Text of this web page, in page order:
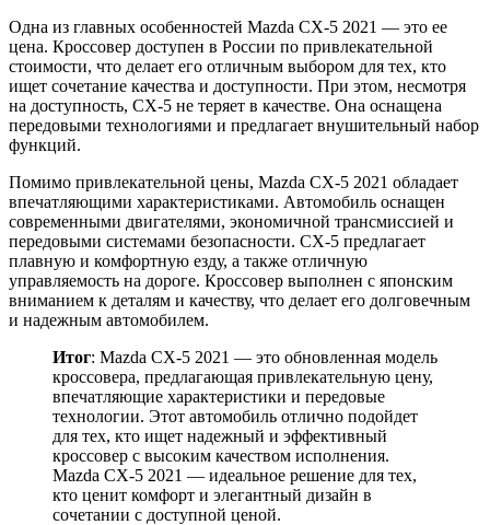
Одна из главных особенностей Mazda CX-5 2021 — это ее
цена. Кроссовер доступен в России по привлекательной
стоимости, что делает его отличным выбором для тех, кто
ищет сочетание качества и доступности. При этом, несмотря
на доступность, CX-5 не теряет в качестве. Она оснащена
передовыми технологиями и предлагает внушительный набор
функций.
Помимо привлекательной цены, Mazda CX-5 2021 обладает
впечатляющими характеристиками. Автомобиль оснащен
современными двигателями, экономичной трансмиссией и
передовыми системами безопасности. CX-5 предлагает
плавную и комфортную езду, а также отличную
управляемость на дороге. Кроссовер выполнен с японским
вниманием к деталям и качеству, что делает его долговечным
и надежным автомобилем.
Итог: Mazda CX-5 2021 — это обновленная модель
кроссовера, предлагающая привлекательную цену,
впечатляющие характеристики и передовые
технологии. Этот автомобиль отлично подойдет
для тех, кто ищет надежный и эффективный
кроссовер с высоким качеством исполнения.
Mazda CX-5 2021 — идеальное решение для тех,
кто ценит комфорт и элегантный дизайн в
сочетании с доступной ценой.